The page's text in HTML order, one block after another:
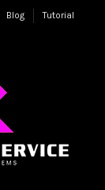
Blog Tutorial